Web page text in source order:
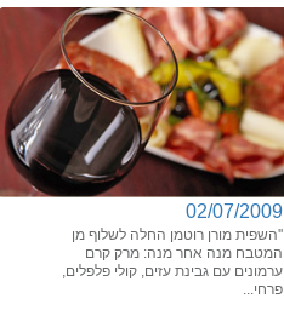
02/07/2009
''השפית מורן רוטמן החלה לשלוף מן
המטבח מנה אחר מנה: מרק קרם
ערמונים עם גבינת עזים, קולי פלפלים,
פרחי...